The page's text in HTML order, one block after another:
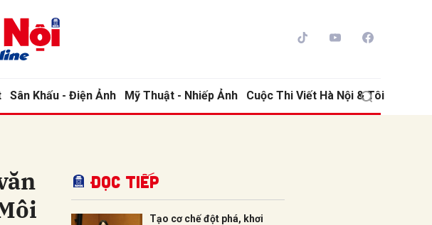
Sân Khấu - Điện Ảnh Mỹ Thuật - Nhiếp Ảnh Cuộc Thi Viết Hà Nội & Tôi
Đọc tiếp
Tạo cơ chế đột phá, khơi